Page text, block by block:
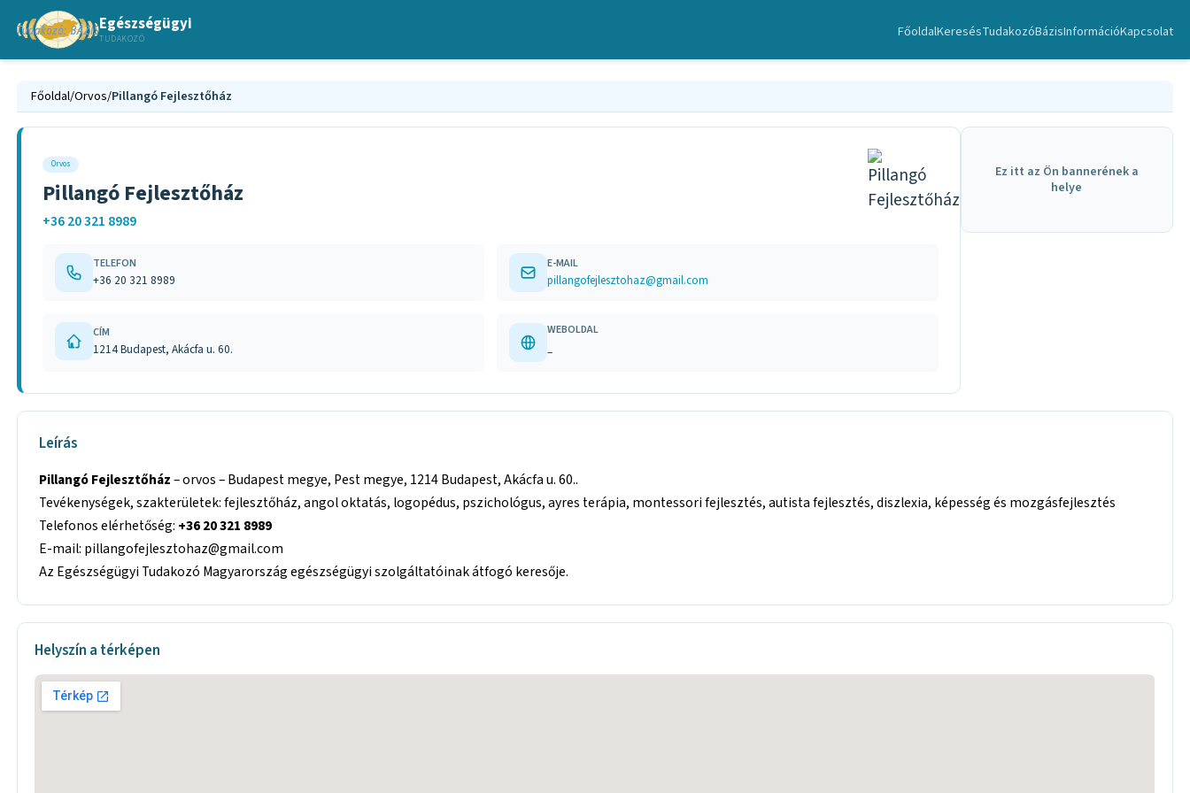
Egészségügyi
TUDAKOZÓ FőoldalKeresésTudakozóBázisInformációKapcsolat
Főoldal/Orvos/Pillangó Fejlesztőház
Orvos
Pillangó Fejlesztőház
+36 20 321 8989
TELEFON
+36 20 321 8989
E-MAIL
pillangofejlesztohaz@gmail.com
CÍM
1214 Budapest, Akácfa u. 60.
WEBOLDAL
–
Ez itt az Ön bannerének a
helye
Leírás
Pillangó Fejlesztőház– orvos – Budapest megye, Pest megye, 1214 Budapest, Akácfa u. 60..
Tevékenységek, szakterületek: fejlesztőház, angol oktatás, logopédus, pszichológus, ayres terápia, montessori fejlesztés, autista fejlesztés, diszlexia, képesség és mozgásfejlesztés
Telefonos elérhetőség: +36 20 321 8989
E-mail: pillangofejlesztohaz@gmail.com
Az Egészségügyi Tudakozó Magyarország egészségügyi szolgáltatóinak átfogó keresője.
Helyszín a térképen